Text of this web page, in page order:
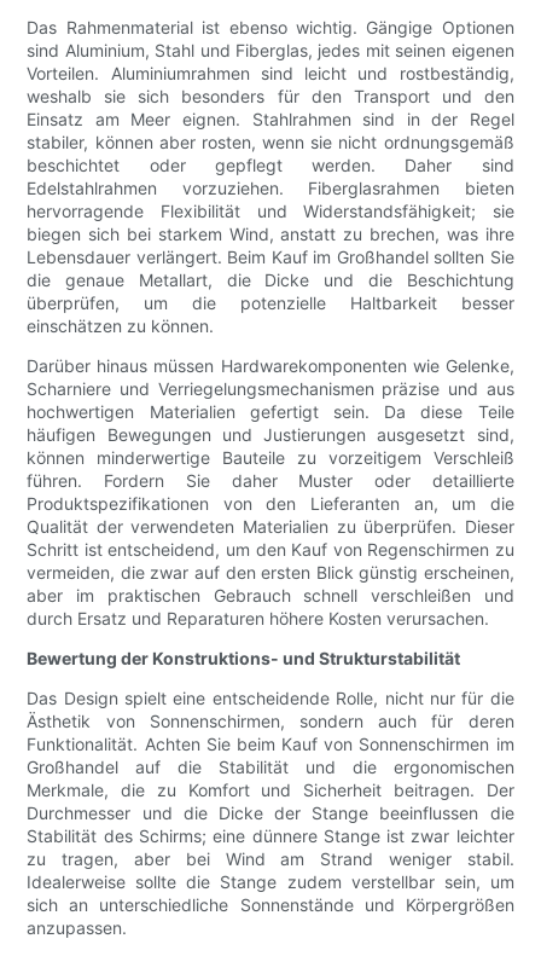
Das Rahmenmaterial ist ebenso wichtig. Gängige Optionen
sind Aluminium, Stahl und Fiberglas, jedes mit seinen eigenen
Vorteilen. Aluminiumrahmen sind leicht und rostbeständig,
weshalb sie sich besonders für den Transport und den
Einsatz am Meer eignen. Stahlrahmen sind in der Regel
stabiler, können aber rosten, wenn sie nicht ordnungsgemäß
beschichtet oder gepflegt werden. Daher sind
Edelstahlrahmen vorzuziehen. Fiberglasrahmen bieten
hervorragende Flexibilität und Widerstandsfähigkeit; sie
biegen sich bei starkem Wind, anstatt zu brechen, was ihre
Lebensdauer verlängert. Beim Kauf im Großhandel sollten Sie
die genaue Metallart, die Dicke und die Beschichtung
überprüfen, um die potenzielle Haltbarkeit besser
einschätzen zu können.
Darüber hinaus müssen Hardwarekomponenten wie Gelenke,
Scharniere und Verriegelungsmechanismen präzise und aus
hochwertigen Materialien gefertigt sein. Da diese Teile
häufigen Bewegungen und Justierungen ausgesetzt sind,
können minderwertige Bauteile zu vorzeitigem Verschleiß
führen. Fordern Sie daher Muster oder detaillierte
Produktspezifikationen von den Lieferanten an, um die
Qualität der verwendeten Materialien zu überprüfen. Dieser
Schritt ist entscheidend, um den Kauf von Regenschirmen zu
vermeiden, die zwar auf den ersten Blick günstig erscheinen,
aber im praktischen Gebrauch schnell verschleißen und
durch Ersatz und Reparaturen höhere Kosten verursachen.
Bewertung der Konstruktions- und Strukturstabilität
Das Design spielt eine entscheidende Rolle, nicht nur für die
Ästhetik von Sonnenschirmen, sondern auch für deren
Funktionalität. Achten Sie beim Kauf von Sonnenschirmen im
Großhandel auf die Stabilität und die ergonomischen
Merkmale, die zu Komfort und Sicherheit beitragen. Der
Durchmesser und die Dicke der Stange beeinflussen die
Stabilität des Schirms; eine dünnere Stange ist zwar leichter
zu tragen, aber bei Wind am Strand weniger stabil.
Idealerweise sollte die Stange zudem verstellbar sein, um
sich an unterschiedliche Sonnenstände und Körpergrößen
anzupassen.